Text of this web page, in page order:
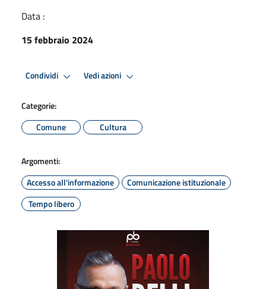
Data :
15 febbraio 2024
Condividi Vedi azioni
Categorie:
Comune
Cultura
Argomenti:
Accesso all'informazione
Comunicazione istituzionale
Tempo libero